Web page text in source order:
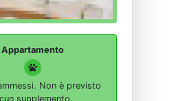
Appartamento
Non è previsto
supplemento.